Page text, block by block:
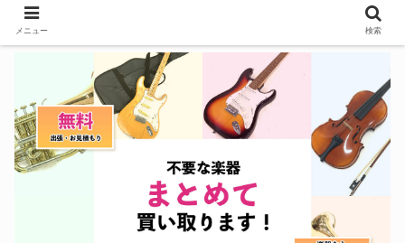
メニュー 検索